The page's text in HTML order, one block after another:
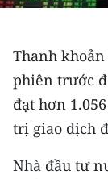
KIỂM CHỨNG
TRI THỨC
54 DÂN TỘC
CHƯƠNG
Thanh
phiên trước
đạt hơn
trị giao dịch
Nhà đầu tư